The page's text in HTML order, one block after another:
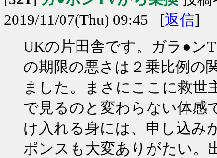
2019/11/07(Thu) 09:45 [返信]
UKの片田舎です。ガラ●ン
の期限の悪さは２乗比例の
ました。まさにここに救世
で見るのと変わらない体感
け入れる身には、申し込み
ポンスも大変ありがたい。